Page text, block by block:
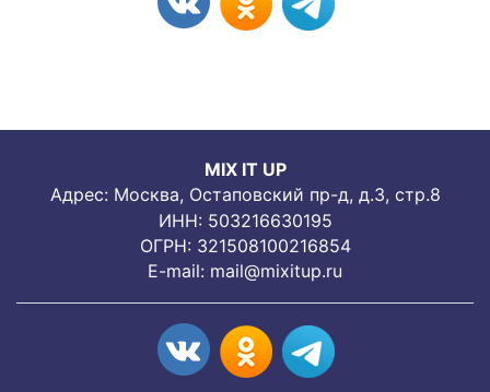
MIX IT UP
Адрес: Москва, Остаповский пр-д, д.3, стр.8
ИНН: 503216630195
ОГРН: 321508100216854
E-mail: mail@mixitup.ru